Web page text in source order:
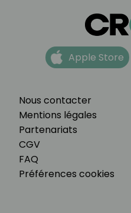
Nous contacter
Mentions légales
Partenariats
CGV
FAQ
Préférences cookies
Apple Store